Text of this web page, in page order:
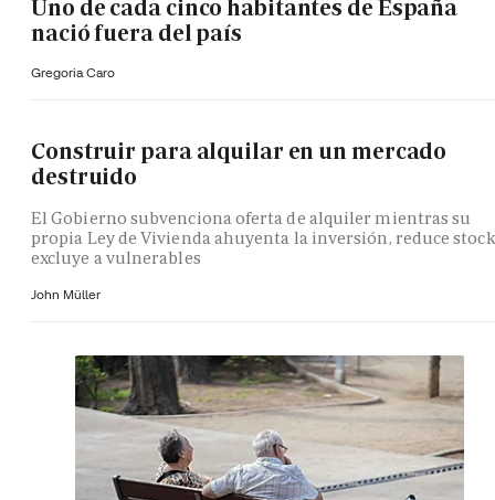
Uno de cada cinco habitantes de España
nació fuera del país
Gregoria Caro
Construir para alquilar en un mercado
destruido
El Gobierno subvenciona oferta de alquiler mientras su
propia Ley de Vivienda ahuyenta la inversión, reduce
excluye a vulnerables
John Müller